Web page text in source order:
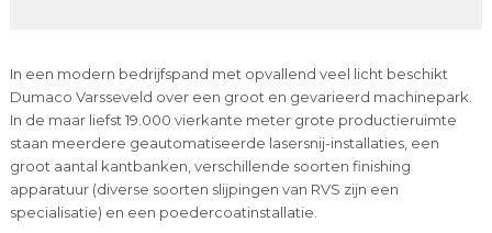
In een modern bedrijfspand met opvallend veel licht beschikt
Dumaco Varsseveld over een groot en gevarieerd machinepark.
In de maar liefst 19.000 vierkante meter grote productieruimte
staan meerdere geautomatiseerde lasersnij-installaties, een
groot aantal kantbanken, verschillende soorten finishing
apparatuur (diverse soorten slijpingen van RVS zijn een
specialisatie) en een poedercoatinstallatie.